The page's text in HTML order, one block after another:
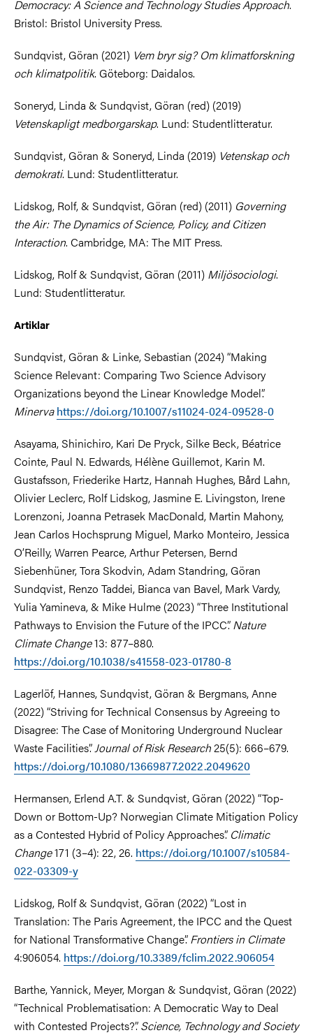
Democracy: A Science and Technology Studies Approach.
Bristol: Bristol University Press.
Sundqvist, Göran (2021) Vem bryr sig? Om klimatforskning
och klimatpolitik. Göteborg: Daidalos.
Soneryd, Linda & Sundqvist, Göran (red) (2019)
Vetenskapligt medborgarskap. Lund: Studentlitteratur.
Sundqvist, Göran & Soneryd, Linda (2019) Vetenskap och
demokrati. Lund: Studentlitteratur.
Lidskog, Rolf, & Sundqvist, Göran (red) (2011) Governing
the Air: The Dynamics of Science, Policy, and Citizen
Interaction. Cambridge, MA: The MIT Press.
Lidskog, Rolf & Sundqvist, Göran (2011) Miljösociologi.
Lund: Studentlitteratur.
Artiklar
Sundqvist, Göran & Linke, Sebastian (2024) “Making
Science Relevant: Comparing Two Science Advisory
Organizations beyond the Linear Knowledge Model”.
Minerva https://doi.org/10.1007/s11024-024-09528-0
Asayama, Shinichiro, Kari De Pryck, Silke Beck, Béatrice
Cointe, Paul N. Edwards, Hélène Guillemot, Karin M.
Gustafsson, Friederike Hartz, Hannah Hughes, Bård Lahn,
Olivier Leclerc, Rolf Lidskog, Jasmine E. Livingston, Irene
Lorenzoni, Joanna Petrasek MacDonald, Martin Mahony,
Jean Carlos Hochsprung Miguel, Marko Monteiro, Jessica
O’Reilly, Warren Pearce, Arthur Petersen, Bernd
Siebenhüner, Tora Skodvin, Adam Standring, Göran
Sundqvist, Renzo Taddei, Bianca van Bavel, Mark Vardy,
Yulia Yamineva, & Mike Hulme (2023) “Three Institutional
Pathways to Envision the Future of the IPCC”.Nature
Climate Change13: 877–880.
https://doi.org/10.1038/s41558-023-01780-8
Lagerlöf, Hannes, Sundqvist, Göran & Bergmans, Anne
(2022) “Striving for Technical Consensus by Agreeing to
Disagree: The Case of Monitoring Underground Nuclear
Waste Facilities”.Journal of Risk Research25(5): 666–679.
https://doi.org/10.1080/13669877.2022.2049620
Hermansen, Erlend A.T. & Sundqvist, Göran (2022) “Top-
Down or Bottom-Up? Norwegian Climate Mitigation Policy
as a Contested Hybrid of Policy Approaches”. Climatic
Change171 (3–4): 22, 26. https://doi.org/10.1007/s10584-
022-03309-y
Lidskog, Rolf & Sundqvist, Göran (2022) “Lost in
Translation: The Paris Agreement, the IPCC and the Quest
for National Transformative Change”.Frontiers in Climate
4:906054. https://doi.org/10.3389/fclim.2022.906054
Barthe, Yannick, Meyer, Morgan & Sundqvist, Göran (2022)
“Technical Problematisation: A Democratic Way to Deal
with Contested Projects?”.Science, Technology and Society